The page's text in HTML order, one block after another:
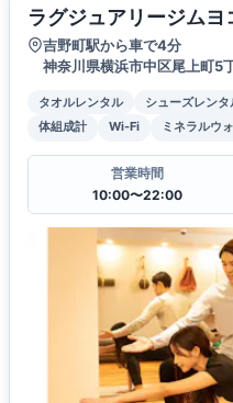
ラグジュアリージムヨ
吉野町駅から車で4分
神奈川県横浜市中区尾上町5
タオルレンタル シューズレンタ
体組成計
Wi-Fi ミネラルウ
営業時間
10:00〜22:00